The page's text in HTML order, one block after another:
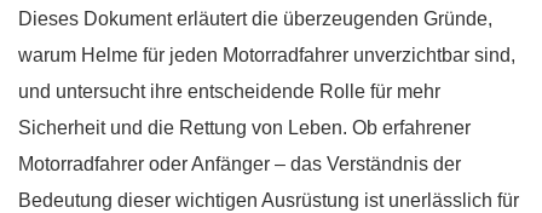
Dieses Dokument erläutert die überzeugenden Gründe,
warum Helme für jeden Motorradfahrer unverzichtbar sind,
und untersucht ihre entscheidende Rolle für mehr
Sicherheit und die Rettung von Leben. Ob erfahrener
Motorradfahrer oder Anfänger – das Verständnis der
Bedeutung dieser wichtigen Ausrüstung ist unerlässlich für